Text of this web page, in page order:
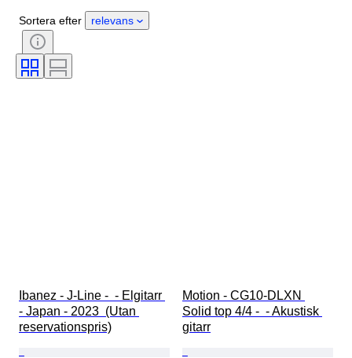
Era
Testad och fungerande
Sortera efter relevans
Ibanez - J-Line -  - Elgitarr
- Japan - 2023  (Utan
reservationspris)
Motion - CG10-DLXN
Solid top 4/4 -  - Akustisk
gitarr